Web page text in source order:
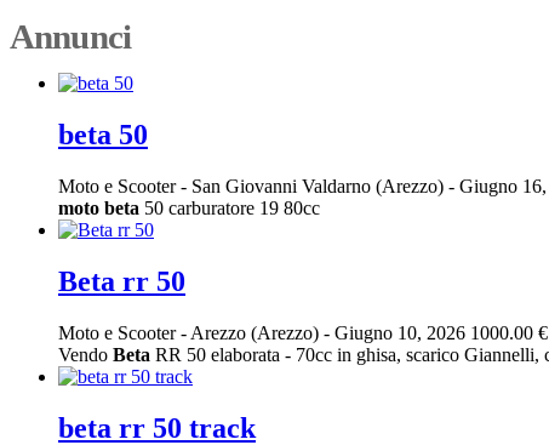
Annunci
beta 50
Moto e Scooter- San Giovanni Valdarno (Arezzo) - Giugno
moto beta 50 carburatore 19 80cc
Beta rr 50
Moto e Scooter- Arezzo (Arezzo) - Giugno 10, 2026 1000.00 €
Vendo Beta RR 50 elaborata - 70cc in ghisa, scarico Giannelli,
beta rr 50 track